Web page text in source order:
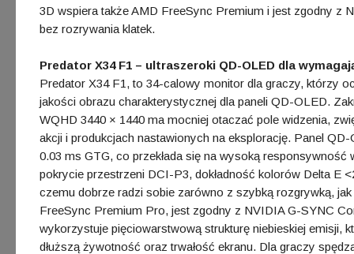
3D wspiera także AMD FreeSync Premium i jest zgodny z
bez rozrywania klatek.
Predator X34 F1 – ultraszeroki QD-OLED dla
Predator X34 F1, to 34-calowy monitor dla graczy, którzy
jakości obrazu charakterystycznej dla paneli QD-OLED.
WQHD 3440 × 1440 ma mocniej otaczać pole widzenia,
akcji i produkcjach nastawionych na eksplorację. Panel
0.03 ms GTG, co przekłada się na wysoką
pokrycie przestrzeni DCI-P3, dokładność kolorów Delta E
czemu dobrze radzi sobie zarówno z szybką rozgrywką,
FreeSync Premium Pro, jest zgodny z NVIDIA G-SYNC
wykorzystuje pięciowarstwową strukturę niebieskiej emisji,
dłuższą żywotność oraz trwałość ekranu. Dla graczy